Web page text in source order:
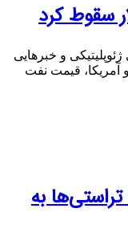
و خبرهایی
آمریکا، قیمت نفت
تراستی‌ها به